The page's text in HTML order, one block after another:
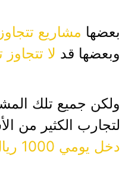
بعضها مشاريع تتجاوز 100 ألف ريال
وبعضها قد لا تتجاوز
ولكن جميع تلك
لتجارب الكثير من
دخل يومي 1000 ريال